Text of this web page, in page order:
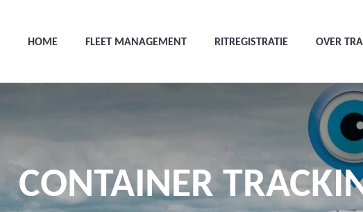
HOME FLEET MANAGEMENT RITREGISTRATIE OVER
CONTAINER